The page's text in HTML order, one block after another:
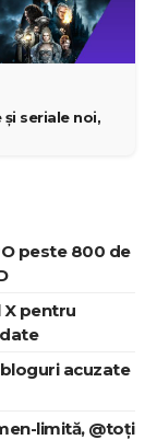
seriale noi,
peste 800 de
X pentru
acuzate
limită, @toți